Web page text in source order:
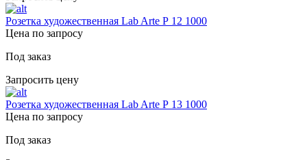
Розетка художественная Lab Arte Р 12 1000
Цена по запросу
Под заказ
Запросить цену
Розетка художественная Lab Arte Р 13 1000
Цена по запросу
Под заказ